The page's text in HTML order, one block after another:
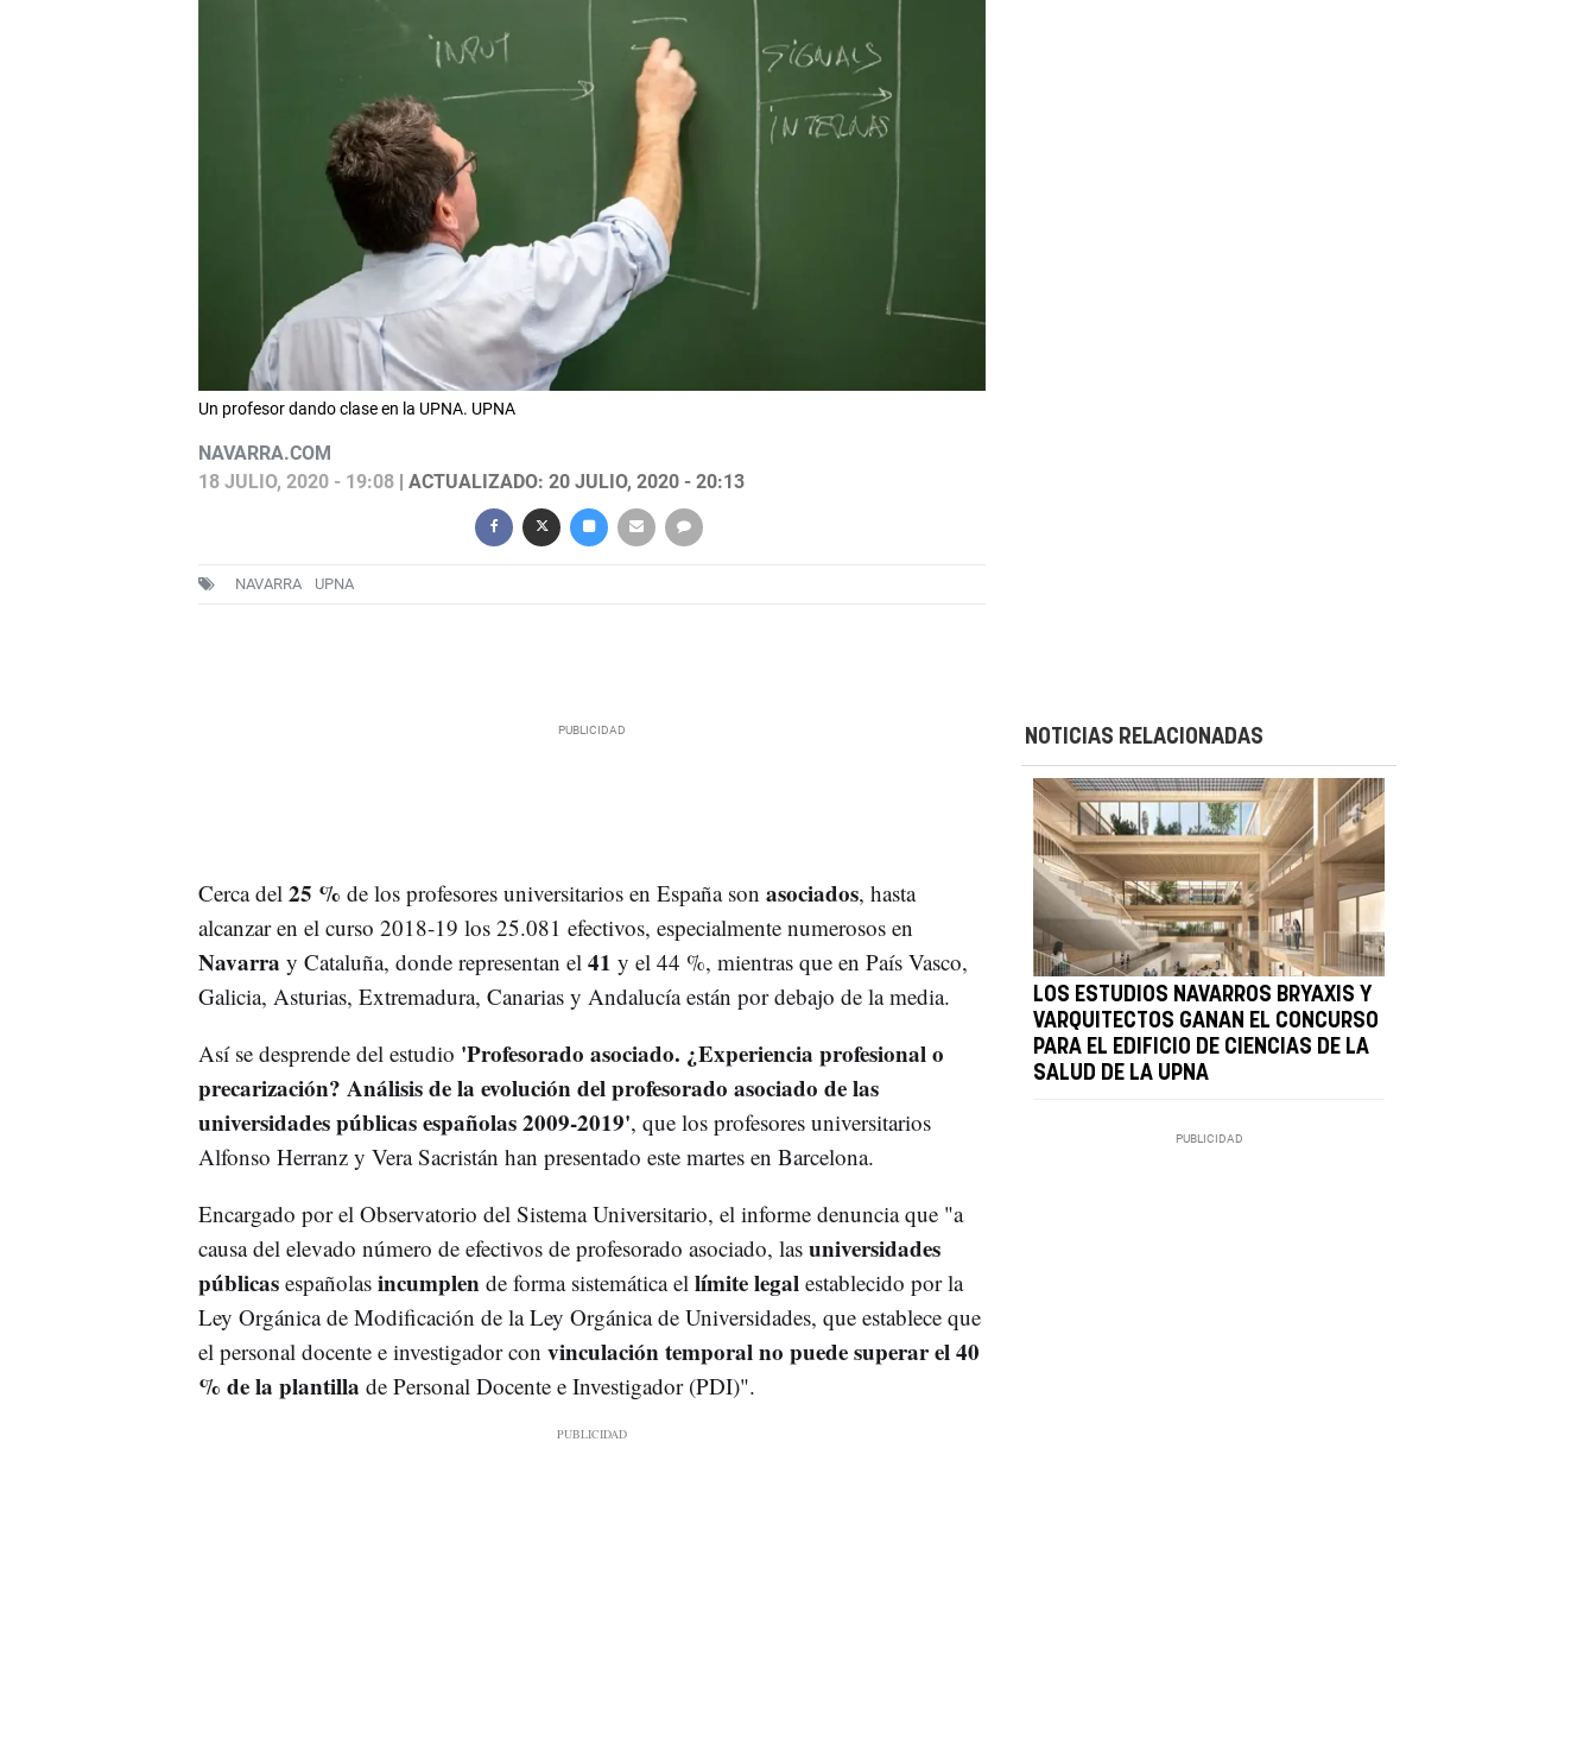
Un profesor dando clase en la UPNA. UPNA
NAVARRA.COM
18 JULIO, 2020 - 19:08| ACTUALIZADO: 20 JULIO, 2020 - 20:13
NAVARRA UPNA
Cerca del 25 % de los profesores universitarios en España son asociados, hasta
alcanzar en el curso 2018-19 los 25.081 efectivos, especialmente numerosos en
Navarra y Cataluña, donde representan el 41 y el 44 %, mientras que en País Vasco,
Galicia, Asturias, Extremadura, Canarias y Andalucía están por debajo de la media.
Así se desprende del estudio 'Profesorado asociado. ¿Experiencia profesional o
precarización? Análisis de la evolución del profesorado asociado de las
universidades públicas españolas 2009-2019', que los profesores universitarios
Alfonso Herranz y Vera Sacristán han presentado este martes en Barcelona.
Encargado por el Observatorio del Sistema Universitario, el informe denuncia que "a
causa del elevado número de efectivos de profesorado asociado, las universidades
públicas españolas incumplen de forma sistemática ellímite legal establecido por la
Ley Orgánica de Modificación de la Ley Orgánica de Universidades, que establece que
el personal docente e investigador con vinculación temporal no puede superar el 40
% de la plantilla de Personal Docente e Investigador (PDI)".
NOTICIAS RELACIONADAS
LOS ESTUDIOS NAVARROS BRYAXIS Y
VARQUITECTOS GANAN EL CONCURSO
PARA EL EDIFICIO DE CIENCIAS DE LA
SALUD DE LA UPNA